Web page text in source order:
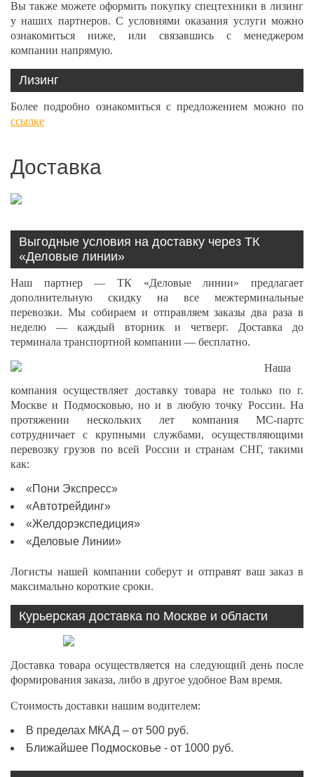
Вы также можете оформить покупку спецтехники в лизинг
у наших партнеров. С условиями оказания услуги можно
ознакомиться ниже, или связавшись с менеджером
компании напрямую.
Лизинг
Более подробно ознакомиться с предложением можно по
ссылке
Доставка
Выгодные условия на доставку через ТК
«Деловые линии»
Наш партнер — ТК «Деловые линии» предлагает
дополнительную скидку на все межтерминальные
перевозки. Мы собираем и отправляем заказы два раза в
неделю — каждый вторник и четверг. Доставка до
терминала транспортной компании — бесплатно.
Наша
компания осуществляет доставку товара не только по г.
Москве и Подмосковью, но и в любую точку России. На
протяжении нескольких лет компания МС-партс
сотрудничает с крупными службами, осуществляющими
перевозку грузов по всей России и странам СНГ, такими
как:
«Пони Экспресс»
«Автотрейдинг»
«Желдорэкспедиция»
«Деловые Линии»
Логисты нашей компании соберут и отправят ваш заказ в
максимально короткие сроки.
Курьерская доставка по Москве и области
Доставка товара осуществляется на следующий день после
формирования заказа, либо в другое удобное Вам время.
Стоимость доставки нашим водителем:
В пределах МКАД – от 500 руб.
Ближайшее Подмосковье - от 1000 руб.